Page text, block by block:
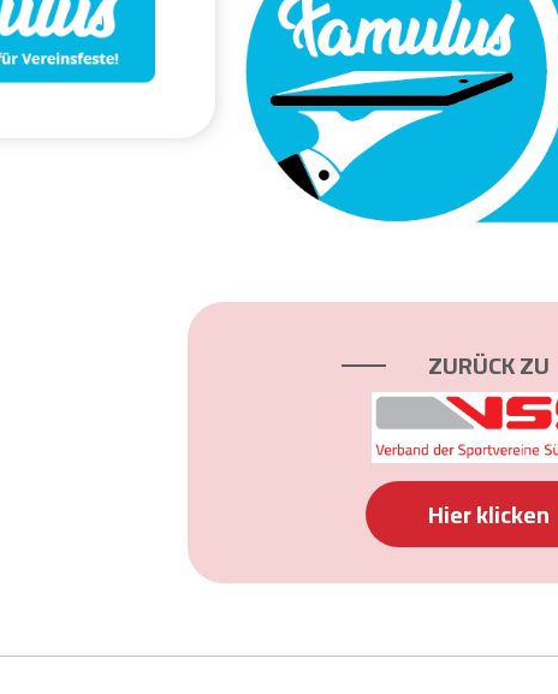
ZURÜCK ZU
Hier klicken